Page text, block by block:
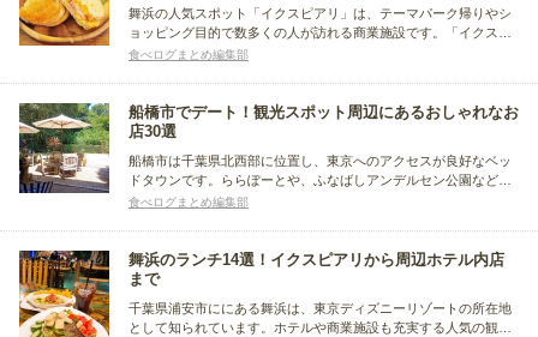
舞浜の人気スポット「イクスピアリ」は、テーマパーク帰りやシ
ョッピング目的で数多くの人が訪れる商業施設です。「イクスピ
アリ」には、おしゃれなショップや専門店も多く、飲食店も充実
食べログまとめ編集部
船橋市でデート！観光スポット周辺にあるおしゃれなお
店30選
船橋市は千葉県北西部に位置し、東京へのアクセスが良好なベッ
ドタウンです。ららぽーとや、ふなばしアンデルセン公園など商
業施設やレジャー施設が充実しています。海に面しており、漁業
ください。
食べログまとめ編集部
舞浜のランチ14選！イクスピアリから周辺ホテル内店
まで
千葉県浦安市ににある舞浜は、東京ディズニーリゾートの所在地
として知られています。ホテルや商業施設も充実する人気の観光